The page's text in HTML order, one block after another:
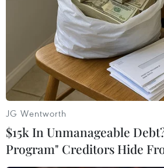
#Manchester United
#Universidad
JG Wentworth
$15k In Unmanageable
Program" Creditors Hide